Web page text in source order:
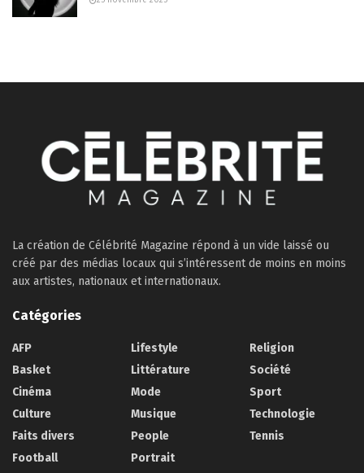
La création de Célébrité Magazine répond à un vide laissé ou
créé par des médias locaux qui s’intéressent de moins en moins
aux artistes, nationaux et internationaux.
Catégories
AFP
Basket
Cinéma
Culture
Faits divers
Football
Lifestyle
Littérature
Mode
Musique
People
Portrait
Religion
Société
Sport
Technologie
Tennis